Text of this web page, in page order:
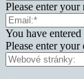
Please enter your
You have
Please enter your